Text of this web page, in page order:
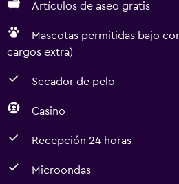
Artículos de aseo gratis
Mascotas permitidas bajo
cargos extra)
Secador de pelo
Casino
Recepción 24 horas
Microondas